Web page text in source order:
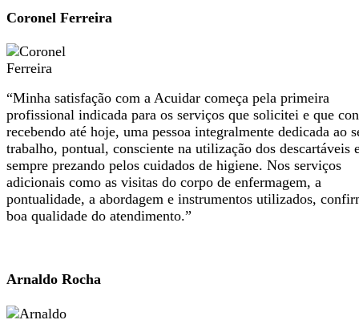
Coronel Ferreira
“Minha satisfação com a Acuidar começa pela primeira
profissional indicada para os serviços que solicitei e que
recebendo até hoje, uma pessoa integralmente dedicada ao
trabalho, pontual, consciente na utilização dos descartáveis
sempre prezando pelos cuidados de higiene. Nos serviços
adicionais como as visitas do corpo de enfermagem, a
pontualidade, a abordagem e instrumentos utilizados,
boa qualidade do atendimento.”
Arnaldo Rocha